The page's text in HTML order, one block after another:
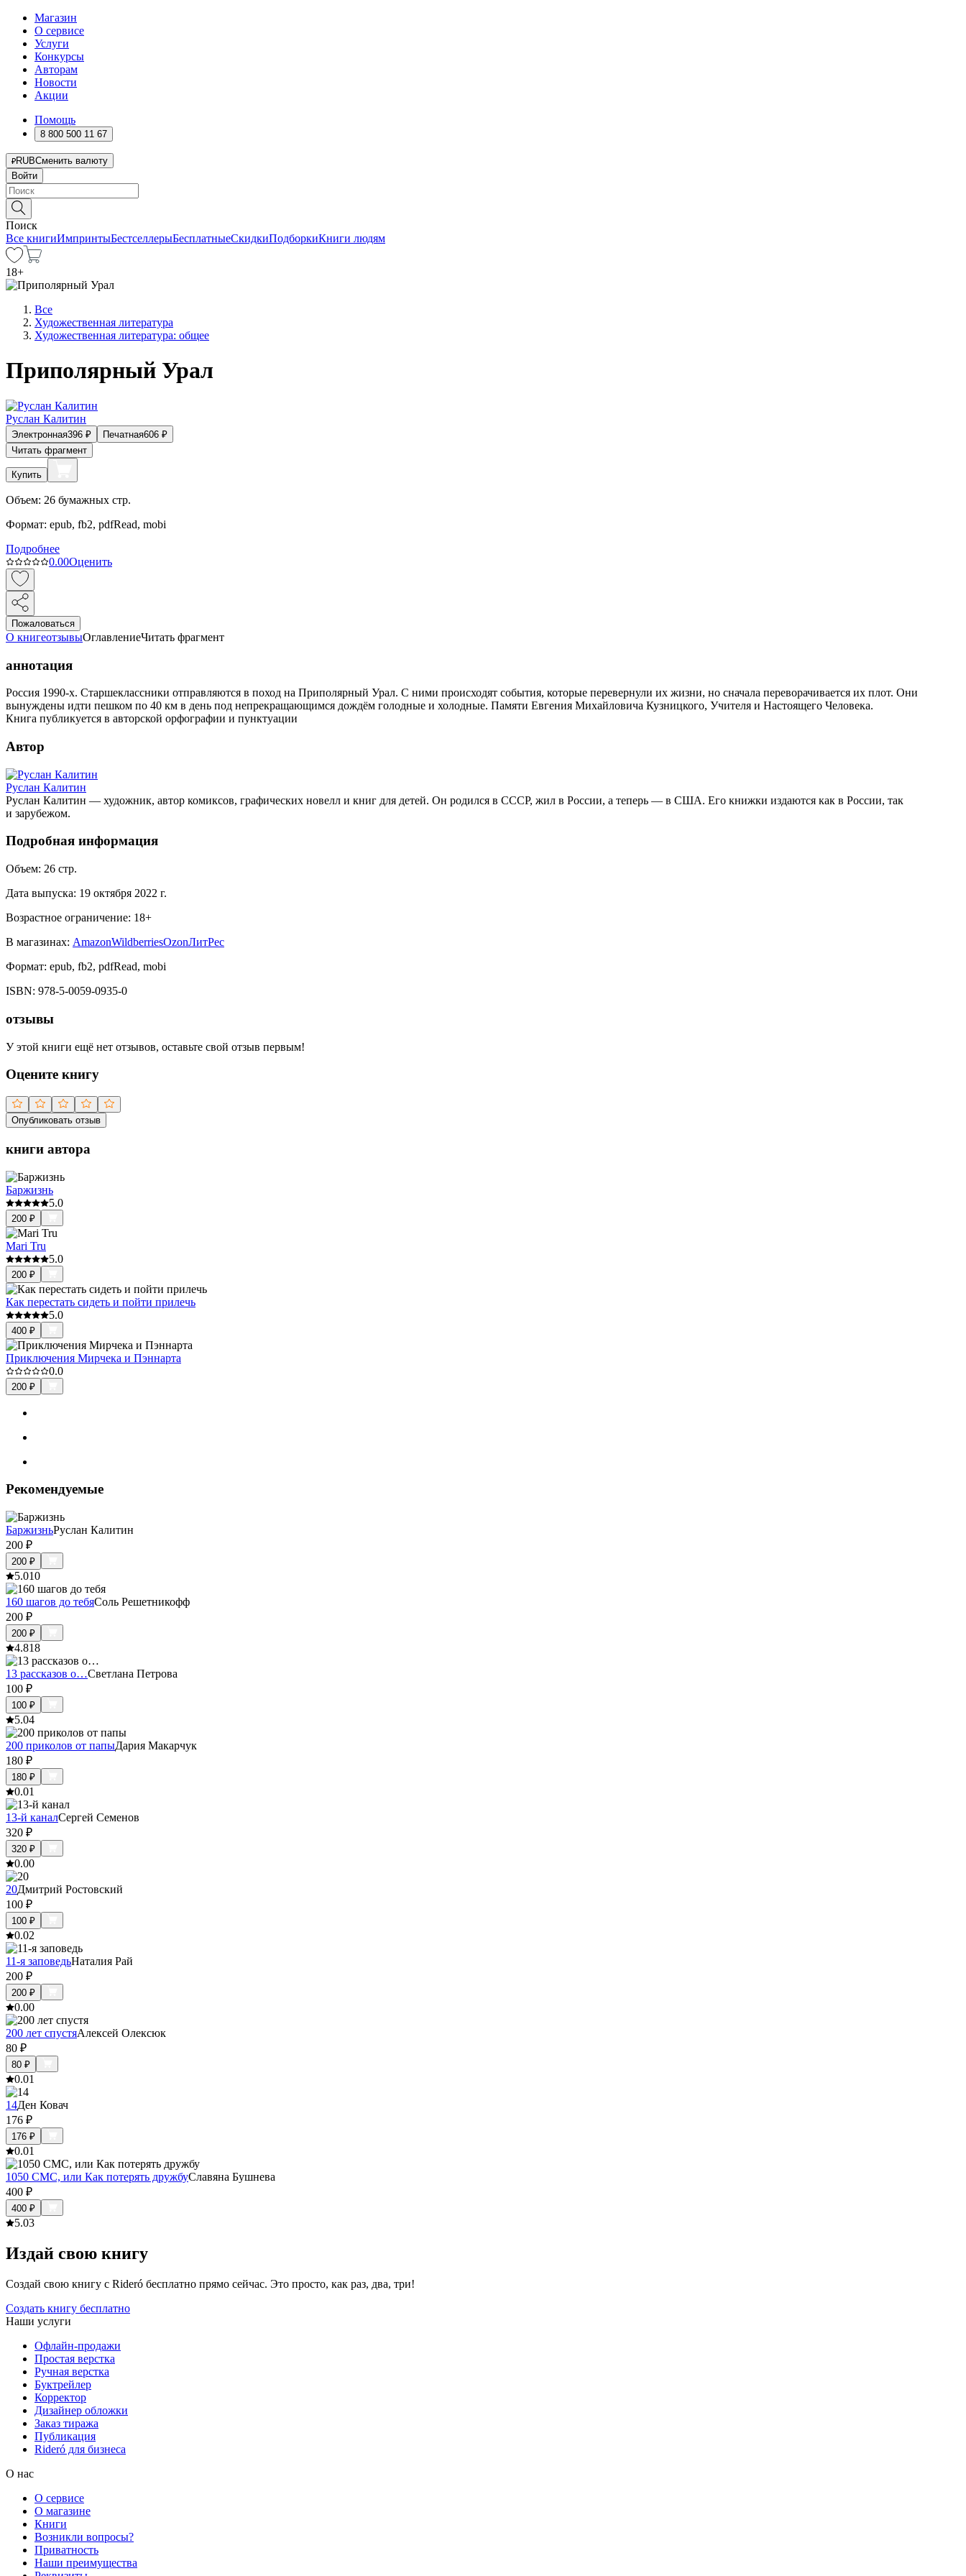
Магазин
О сервисе
Услуги
Конкурсы
Авторам
Новости
Акции
Помощь
8 800 500 11 67
RUBСменить валюту
Войти
Поиск
Все книгиИмпринтыБестселлерыБесплатныеСкидкиПодборкиКниги людям
18+
Все
Художественная литература
Художественная литература: общее
Приполярный Урал
Руслан Калитин
Электронная396 ₽ Печатная606 ₽
Читать фрагмент
Купить
Объем: 26 бумажных стр.
Формат: epub, fb2, pdfRead, mobi
Подробнее
0.00Оценить
Пожаловаться
О книгеотзывыОглавлениеЧитать фрагмент
аннотация
Россия 1990-х. Старшеклассники отправляются в поход на Приполярный Урал. С ними происходят события, которые перевернули их жизни, но сначала переворачивается их плот. Они
вынуждены идти пешком по 40 км в день под непрекращающимся дождём голодные и холодные. Памяти Евгения Михайловича Кузницкого, Учителя и Настоящего Человека.
Книга публикуется в авторской орфографии и пунктуации
Автор
Руслан Калитин
Руслан Калитин — художник, автор комиксов, графических новелл и книг для детей. Он родился в СССР, жил в России, а теперь — в США. Его книжки издаются как в России, так
и зарубежом.
Подробная информация
Объем: 26 стр.
Дата выпуска: 19 октября 2022 г.
Возрастное ограничение: 18+
В магазинах: AmazonWildberriesOzonЛитРес
Формат: epub, fb2, pdfRead, mobi
ISBN: 978-5-0059-0935-0
отзывы
У этой книги ещё нет отзывов, оставьте свой отзыв первым!
Оцените книгу
Опубликовать отзыв
книги автора
Баржизнь
5.0
200 ₽
Mari Tru
5.0
200 ₽
Как перестать сидеть и пойти прилечь
5.0
400 ₽
Приключения Мирчека и Пэннарта
0.0
200 ₽
Рекомендуемые
БаржизньРуслан Калитин
200 ₽
200 ₽
5.010
160 шагов до тебяСоль Решетникофф
200 ₽
200 ₽
4.818
13 рассказов о…Светлана Петрова
100 ₽
100 ₽
5.04
200 приколов от папыДария Макарчук
180 ₽
180 ₽
0.01
13-й каналСергей Семенов
320 ₽
320 ₽
0.00
20Дмитрий Ростовский
100 ₽
100 ₽
0.02
11-я заповедьНаталия Рай
200 ₽
200 ₽
0.00
200 лет спустяАлексей Олексюк
80 ₽
80 ₽
0.01
14Ден Ковач
176 ₽
176 ₽
0.01
1050 СМС, или Как потерять дружбуСлавяна Бушнева
400 ₽
400 ₽
5.03
Издай свою книгу
Создай свою книгу с Rideró бесплатно прямо сейчас. Это просто, как раз, два, три!
Создать книгу бесплатно
Наши услуги
Офлайн-продажи
Простая верстка
Ручная верстка
Буктрейлер
Корректор
Дизайнер обложки
Заказ тиража
Публикация
Rideró для бизнеса
О нас
О сервисе
О магазине
Книги
Возникли вопросы?
Приватность
Наши преимущества